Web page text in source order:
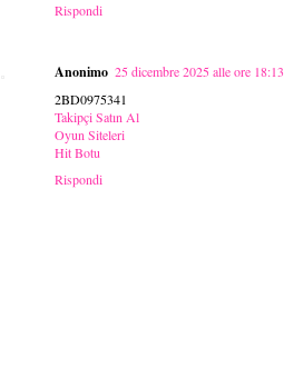
Rispondi
Anonimo 25 dicembre 2025 alle ore 18:13
2BD0975341
Takipçi Satın Al
Oyun Siteleri
Hit Botu
Rispondi